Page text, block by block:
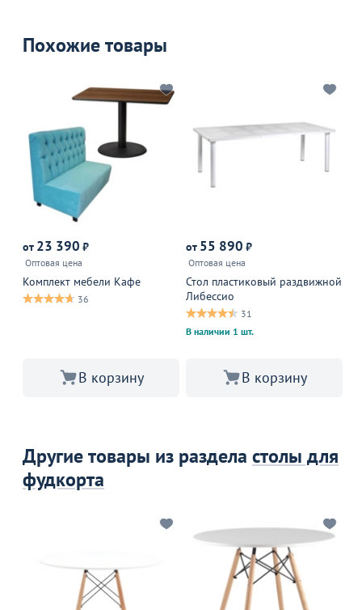
Похожие товары
от 23 390 ₽
Оптовая цена
Комплект мебели Кафе
36
В корзину
от 55 890 ₽
Оптовая цена
Стол пластиковый раздвижной
Либессио
31
В наличии 1 шт.
В корзину
Другие товары из раздела столы для
фудкорта